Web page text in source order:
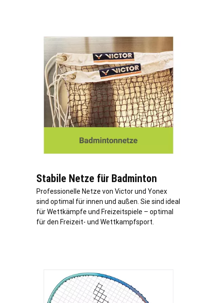
Stabile Netze für Badminton
Professionelle Netze von Victor und Yonex
sind optimal für innen und außen. Sie sind ideal
für Wettkämpfe und Freizeitspiele – optimal
für den Freizeit- und Wettkampfsport.